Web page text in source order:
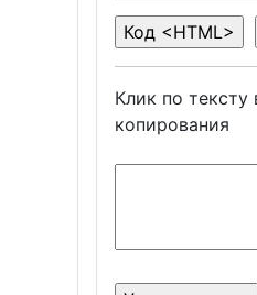
Клик по тексту
копирования